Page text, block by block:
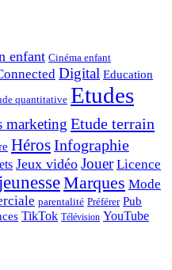
enfant Cinéma enfant
Digital Education
quantitative Etudes
marketing Etude terrain
HérosInfographie
Jeux vidéo Jouer Licence
Marques Mode
parentalité Préférer Pub
TikTok Télévision YouTube